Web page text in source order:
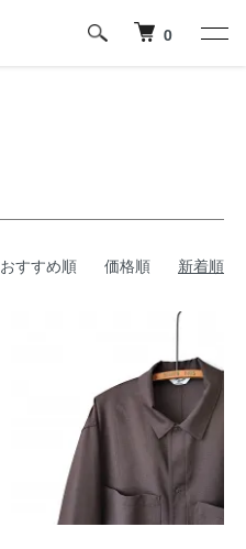
0
おすすめ順 価格順 新着順